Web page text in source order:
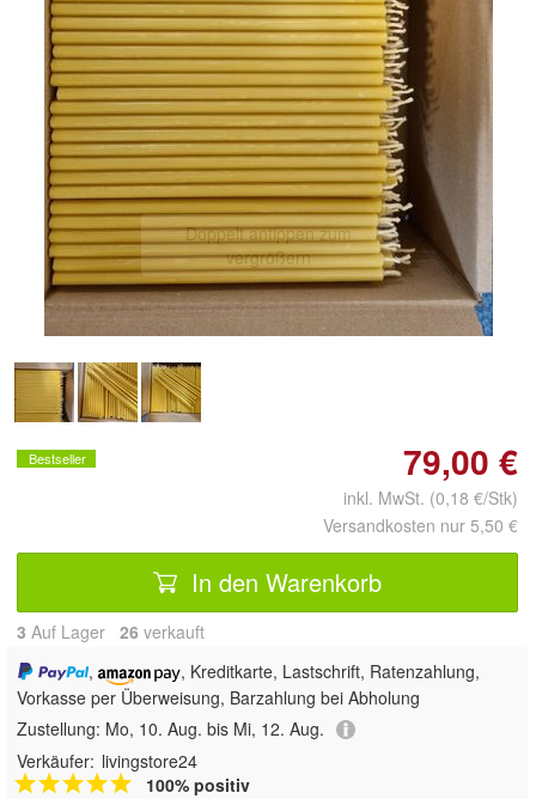
Doppelt antippen zum
vergrößern
Bestseller 79,00 €
inkl. MwSt. (0,18 €/Stk)
Versandkosten nur 5,50 €
In den Warenkorb
3 Auf Lager 26 verkauft
,
, Kreditkarte, Lastschrift, Ratenzahlung,
Vorkasse per Überweisung, Barzahlung bei Abholung
Zustellung: Mo, 10. Aug. bis Mi, 12. Aug.
Verkäufer: livingstore24
100% positiv